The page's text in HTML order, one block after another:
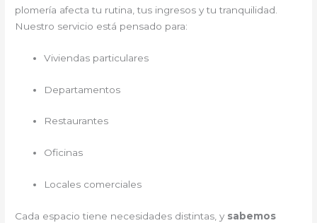
plomería afecta tu rutina, tus ingresos y tu tranquilidad.
Nuestro servicio está pensado para:
Viviendas particulares
Departamentos
Restaurantes
Oficinas
Locales comerciales
Cada espacio tiene necesidades distintas, y sabemos